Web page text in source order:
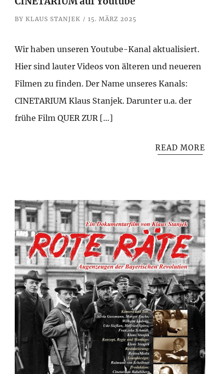
BY KLAUS STANJEK 15. MÄRZ 2025
Wir haben unseren Youtube-Kanal aktualisiert.
Hier sind lauter Videos von älteren und neueren
Filmen zu finden. Der Name unseres Kanals:
CINETARIUM Klaus Stanjek. Darunter u.a. der
frühe Film QUER ZUR […]
READ MORE